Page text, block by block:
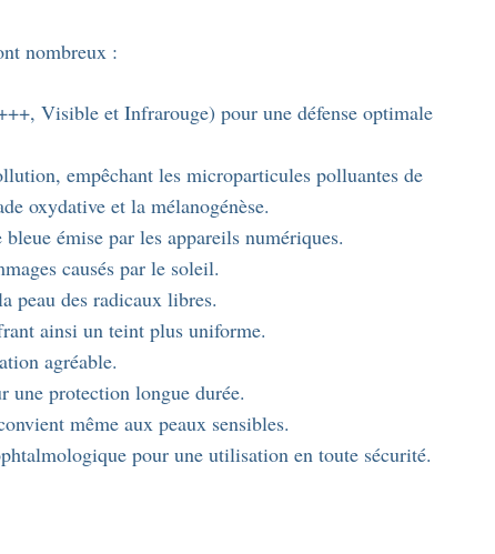
nombreux :
Visible et Infrarouge) pour une défense optimale
empêchant les microparticules polluantes de
oxydative et la mélanogénèse.
émise par les appareils numériques.
causés par le soleil.
peau des radicaux libres.
ainsi un teint plus uniforme.
agréable.
une protection longue durée.
même aux peaux sensibles.
pour une utilisation en toute sécurité.